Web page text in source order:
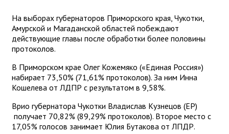
На выборах губернаторов Приморского края, Чукотки,
Амурской и Магаданской областей побеждают
действующие главы после обработки более половины
протоколов.
В Приморском крае Олег Кожемяко («Единая Россия»)
набирает 73,50% (71,61% протоколов). За ним Инна
Кошелева от ЛДПР с результатом в 9,58%.
Врио губернатора Чукотки Владислав Кузнецов (ЕР)
получает 70,82% (89,29% протоколов). Второе место с
17,05% голосов занимает Юлия Бутакова от ЛПДР.